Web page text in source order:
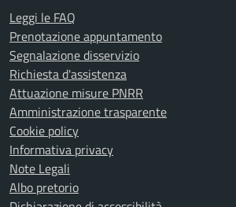
Leggi le FAQ
Prenotazione appuntamento
Segnalazione disservizio
Richiesta d'assistenza
Attuazione misure PNRR
Amministrazione trasparente
Cookie policy
Informativa privacy
Note Legali
Albo pretorio